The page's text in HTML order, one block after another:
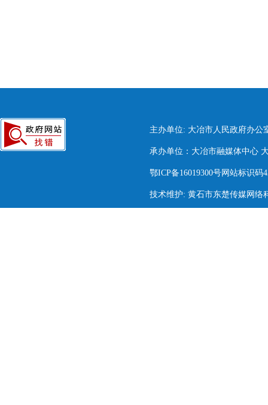
主办单位: 大冶市人民政府办公
承办单位：大冶市融媒体中心
鄂ICP备16019300号网站标识码
技术维护: 黄石市东楚传媒网络